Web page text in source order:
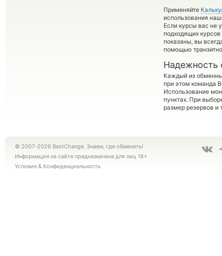
Применяйте
использования
Если курсы вас не
подходящих
показаны, вы
помощью
Надежность
Каждый из
при этом команда
Использование
пунктах. При
размер резервов и
© 2007-2026 BestChange. Знаем, где обменять!
Информация на сайте предназначена для лиц 18+
Условия & Конфиденциальность